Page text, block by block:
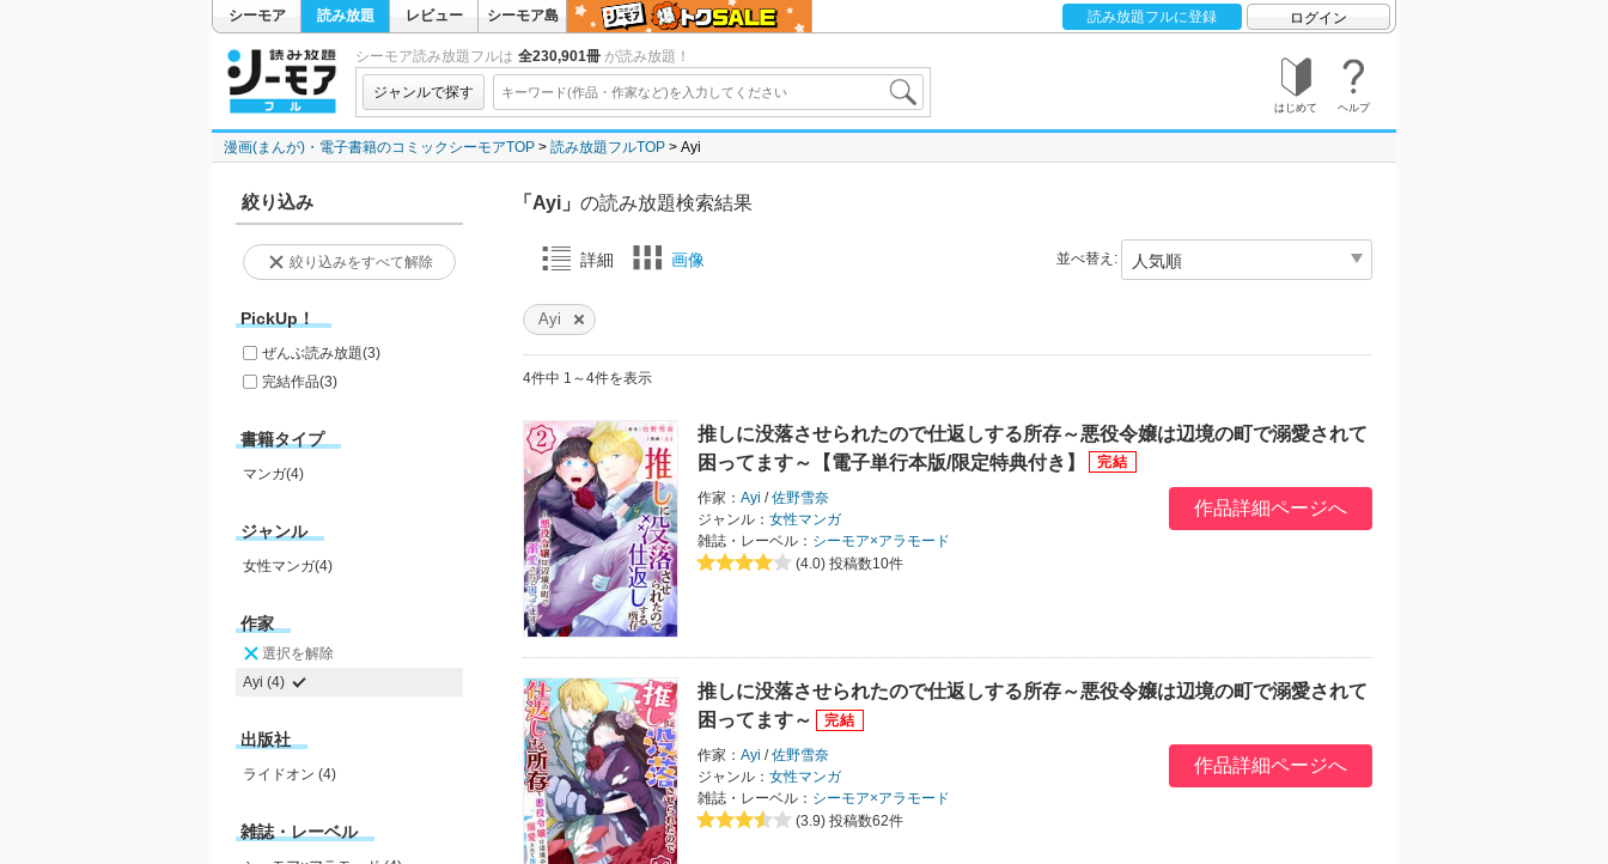
シーモア 読み放題 レビュー シーモア島 読み放題フルに登録 ログイン
シーモア読み放題フルは 全230,901冊 が読み放題！
ジャンルで探す
はじめて ヘルプ
漫画(まんが)・電子書籍のコミックシーモアTOP 読み放題フルTOP Ayi
絞り込み
絞り込みをすべて解除
PickUp！
ぜんぶ読み放題(3)
完結作品(3)
書籍タイプ
マンガ(4)
ジャンル
女性マンガ(4)
作家
選択を解除
Ayi (4)
出版社
ライドオン (4)
雑誌・レーベル
「Ayi」 の読み放題検索結果
詳細 画像 並べ替え:
Ayi
4件中 1～4件を表示
推しに没落させられたので仕返しする所存～悪役令嬢は辺境の町で溺愛されて
困ってます～【電子単行本版/限定特典付き】
作家： Ayi /佐野雪奈
ジャンル： 女性マンガ
雑誌・レーベル： シーモア×アラモード
(4.0) 投稿数10件
作品詳細ページへ
推しに没落させられたので仕返しする所存～悪役令嬢は辺境の町で溺愛されて
困ってます～
作家： Ayi /佐野雪奈
ジャンル： 女性マンガ
雑誌・レーベル： シーモア×アラモード
(3.9) 投稿数62件
作品詳細ページへ